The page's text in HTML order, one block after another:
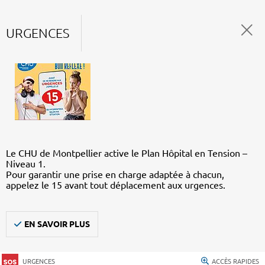
URGENCES
Le CHU de Montpellier active le Plan Hôpital en Tension –
Niveau 1.
Pour garantir une prise en charge adaptée à chacun,
appelez le 15 avant tout déplacement aux urgences.
EN SAVOIR PLUS
URGENCES ACCÈS RAPIDES